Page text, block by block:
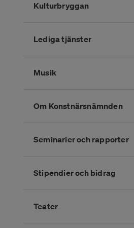
Kulturbryggan
Lediga tjänster
Musik
Om Konstnärsnämnden
Seminarier och rapporter
Stipendier och bidrag
Teater